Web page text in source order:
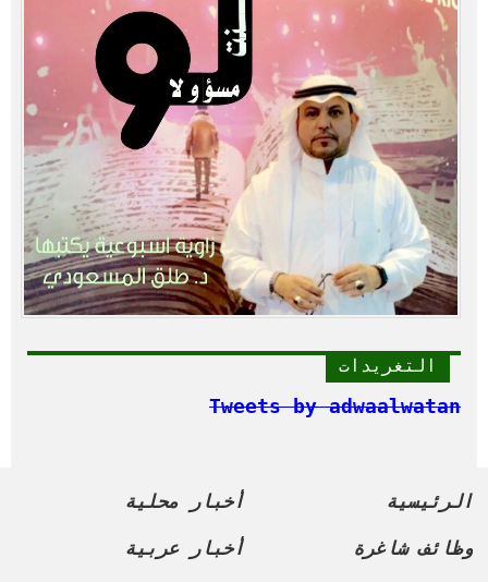
التغريدات
Tweets by adwaalwatan
الرئيسية أخبار محلية
وظائف شاغرة أخبار عربية